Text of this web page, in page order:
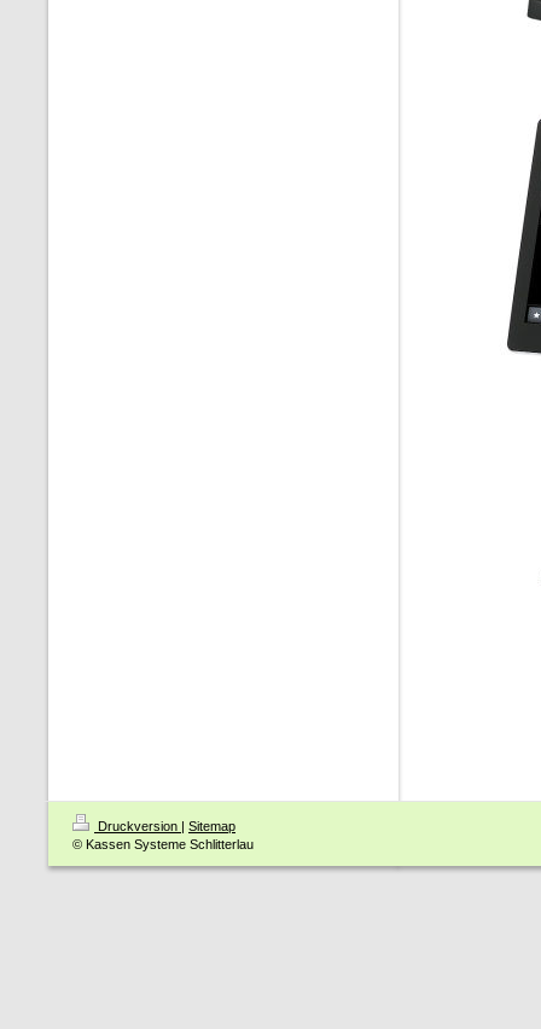
Druckversion | Sitemap
© Kassen Systeme Schlitterlau